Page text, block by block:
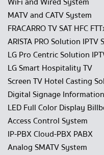
MATV and CATV System
FRACARRO TV SAT HFC
ARISTA PRO Solution IPTV
LG Pro Centric Solution
LG Smart Hospitality TV
Screen TV Hotel Casting
Digital Signage
LED Full Color Display
Access Control System
IP-PBX Cloud-PBX PABX
Analog SMATV System